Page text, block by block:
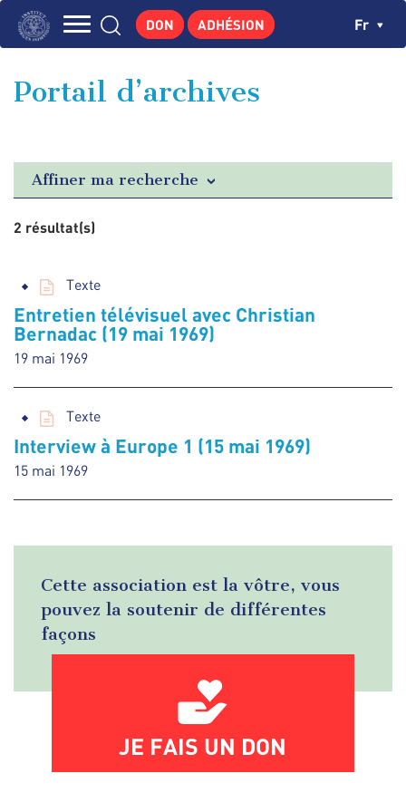
Aller
principale
GEORGES POMPIDOU
PUBLICATIONS
ACTUALITÉS
DON ADHÉSION Fr
Portail d’archives
Affiner ma recherche
2 résultat(s)
Texte
Entretien télévisuel avec Christian
Bernadac (19 mai 1969)
19 mai 1969
Texte
Interview à Europe 1 (15 mai 1969)
15 mai 1969
Cette association est la vôtre, vous
pouvez la soutenir de différentes
façons
JE FAIS UN DON
Panneau de gestion des cookies